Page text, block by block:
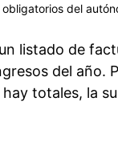
obligatorios del
listado de
del año.
totales, la